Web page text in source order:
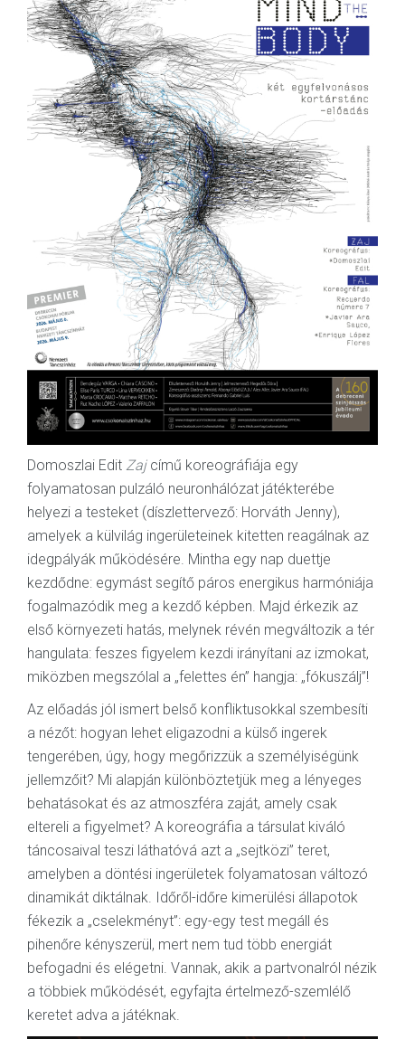
Domoszlai Edit Zajcímű koreográfiája egy
folyamatosan pulzáló neuronhálózat játékterébe
helyezi a testeket (díszlettervező: Horváth Jenny),
amelyek a külvilág ingerületeinek kitetten reagálnak az
idegpályák működésére. Mintha egy nap duettje
kezdődne: egymást segítő páros energikus harmóniája
fogalmazódik meg a kezdő képben. Majd érkezik az
első környezeti hatás, melynek révén megváltozik a tér
hangulata: feszes figyelem kezdi irányítani az izmokat,
miközben megszólal a „felettes én” hangja: „fókuszálj”!
Az előadás jól ismert belső konfliktusokkal szembesíti
a nézőt: hogyan lehet eligazodni a külső ingerek
tengerében, úgy, hogy megőrizzük a személyiségünk
jellemzőit? Mi alapján különböztetjük meg a lényeges
behatásokat és az atmoszféra zaját, amely csak
eltereli a figyelmet? A koreográfia a társulat kiváló
táncosaival teszi láthatóvá azt a „sejtközi” teret,
amelyben a döntési ingerületek folyamatosan változó
dinamikát diktálnak. Időről-időre kimerülési állapotok
fékezik a „cselekményt”: egy-egy test megáll és
pihenőre kényszerül, mert nem tud több energiát
befogadni és elégetni. Vannak, akik a partvonalról nézik
a többiek működését, egyfajta értelmező-szemlélő
keretet adva a játéknak.